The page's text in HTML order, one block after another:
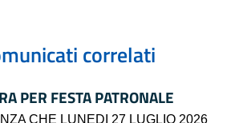
correlati
PER FESTA PATRONALE
CHE LUNEDI 27 LUGLIO 2026